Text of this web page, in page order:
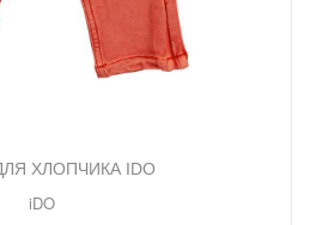
ХЛОПЧИКА IDO
iDO